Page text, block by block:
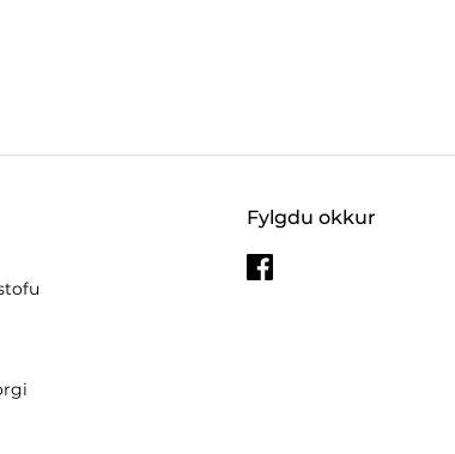
Fylgdu okkur